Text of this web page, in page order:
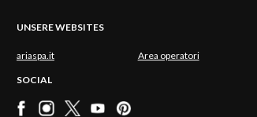
UNSERE WEBSITES
ariaspa.it Area operatori
SOCIAL